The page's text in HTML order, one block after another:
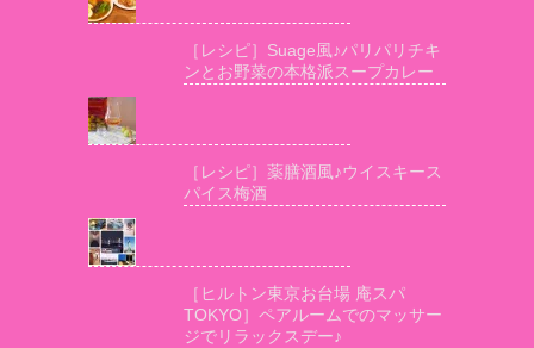
［レシピ］Suage風♪パリパリチキ
ンとお野菜の本格派スープカレー
［レシピ］薬膳酒風♪ウイスキース
パイス梅酒
［ヒルトン東京お台場 庵スパ
TOKYO］ペアルームでのマッサー
ジでリラックスデー♪